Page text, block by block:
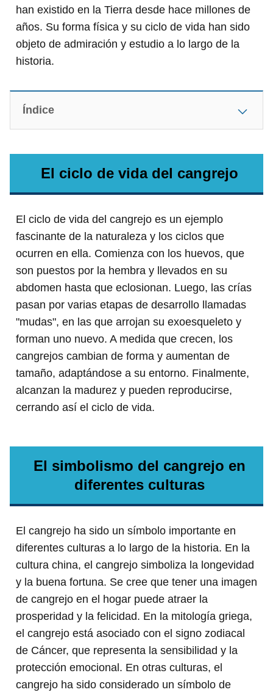
han existido en la Tierra desde hace millones de
años. Su forma física y su ciclo de vida han sido
objeto de admiración y estudio a lo largo de la
historia.
Índice
El ciclo de vida del cangrejo
El ciclo de vida del cangrejo es un ejemplo
fascinante de la naturaleza y los ciclos que
ocurren en ella. Comienza con los huevos, que
son puestos por la hembra y llevados en su
abdomen hasta que eclosionan. Luego, las crías
pasan por varias etapas de desarrollo llamadas
"mudas", en las que arrojan su exoesqueleto y
forman uno nuevo. A medida que crecen, los
cangrejos cambian de forma y aumentan de
tamaño, adaptándose a su entorno. Finalmente,
alcanzan la madurez y pueden reproducirse,
cerrando así el ciclo de vida.
El simbolismo del cangrejo en
diferentes culturas
El cangrejo ha sido un símbolo importante en
diferentes culturas a lo largo de la historia. En la
cultura china, el cangrejo simboliza la longevidad
y la buena fortuna. Se cree que tener una imagen
de cangrejo en el hogar puede atraer la
prosperidad y la felicidad. En la mitología griega,
el cangrejo está asociado con el signo zodiacal
de Cáncer, que representa la sensibilidad y la
protección emocional. En otras culturas, el
cangrejo ha sido considerado un símbolo de